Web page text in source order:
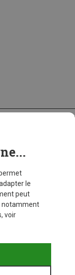
le
peut
notamment
voir